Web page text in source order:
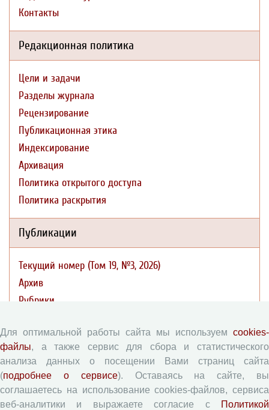
Контакты
Редакционная политика
Цели и задачи
Разделы журнала
Рецензирование
Публикационная этика
Индексирование
Архивация
Политика открытого доступа
Политика раскрытия
Публикации
Текущий номер (Том 19, №3, 2026)
Архив
Рубрики
Статьи
Поиск
Подборка статей
Авторам
Для оптимальной работы сайта мы используем cookies-
файлы, а также сервис для сбора и статистического
анализа данных о посещении Вами страниц сайта
(подробнее о сервисе). Оставаясь на сайте, вы
соглашаетесь на использование cookies-файлов, сервиса
веб-аналитики и выражаете согласие с
Политикой